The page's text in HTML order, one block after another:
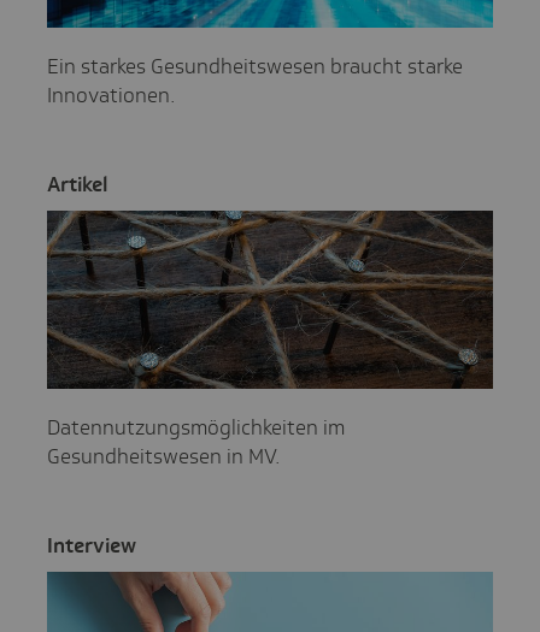
Ein starkes Gesundheitswesen braucht starke
Innovationen.
Artikel
Datennutzungsmöglichkeiten im
Gesundheitswesen in MV.
Inter­view